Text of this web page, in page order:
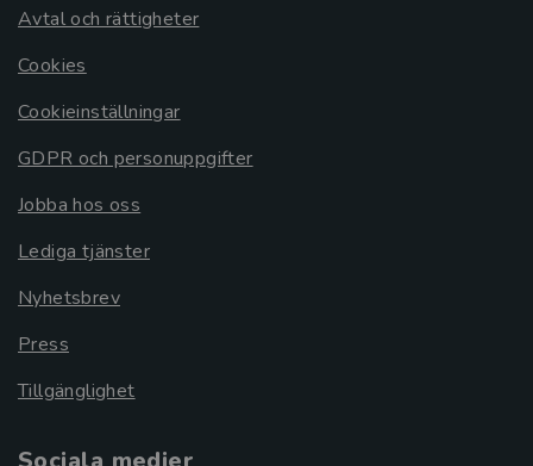
Avtal och rättigheter
Cookies
Cookieinställningar
GDPR och personuppgifter
Jobba hos oss
Lediga tjänster
Nyhetsbrev
Press
Tillgänglighet